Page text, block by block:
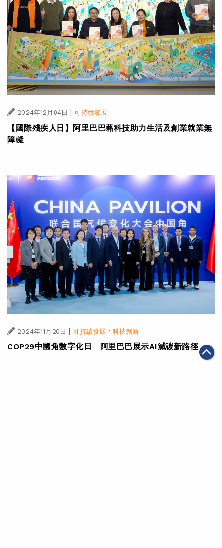
2024年12月04日 | 可持續發展
【國際殘疾人日】阿里巴巴藉科技助力生活及創業就業無
障礙
2024年11月20日 | 可持續發展 · 科技創新
COP29中國角數字化日 阿里巴巴展示AI減碳新路徑